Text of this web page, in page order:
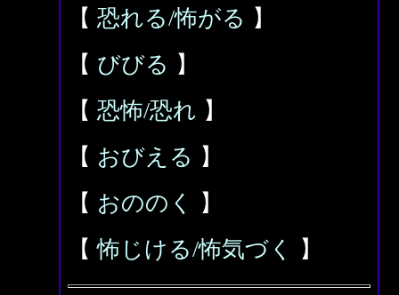
【 恐れる/怖がる 】
【 びびる 】
【 恐怖/恐れ 】
【 おびえる 】
【 おののく
】
【怖じける/怖気づく 】